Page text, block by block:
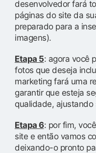
desenvolvedor fará
páginas do site da
preparado para a
imagens).
Etapa 5: agora você
fotos que deseja
marketing fará uma
garantir que esteja
qualidade, ajustando
Etapa 6: por fim,
site e então vamos
deixando-o pronto